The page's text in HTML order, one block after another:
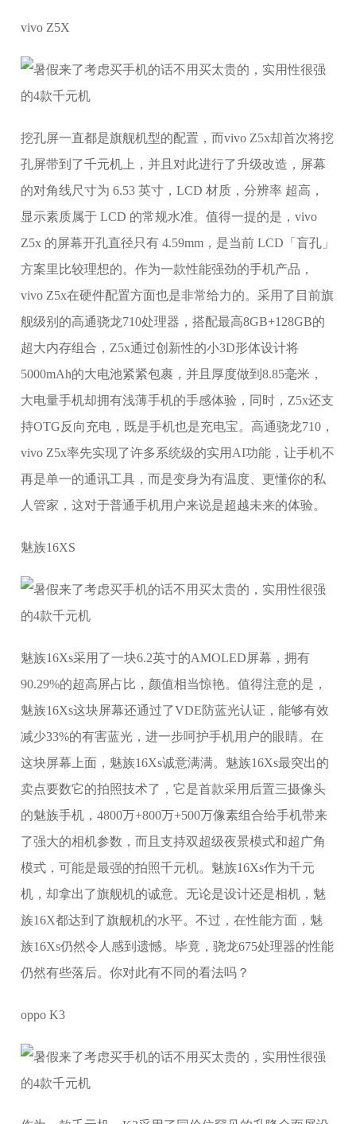
vivo Z5X
挖孔屏一直都是旗舰机型的配置，而vivo Z5x却首次将挖
孔屏带到了千元机上，并且对此进行了升级改造，屏幕
的对角线尺寸为 6.53 英寸，LCD 材质，分辨率 超高，
显示素质属于 LCD 的常规水准。值得一提的是，vivo
Z5x 的屏幕开孔直径只有 4.59mm，是当前 LCD「盲孔」
方案里比较理想的。作为一款性能强劲的手机产品，
vivo Z5x在硬件配置方面也是非常给力的。采用了目前旗
舰级别的高通骁龙710处理器，搭配最高8GB+128GB的
超大内存组合，Z5x通过创新性的小3D形体设计将
5000mAh的大电池紧紧包裹，并且厚度做到8.85毫米，
大电量手机却拥有浅薄手机的手感体验，同时，Z5x还支
持OTG反向充电，既是手机也是充电宝。高通骁龙710，
vivo Z5x率先实现了许多系统级的实用AI功能，让手机不
再是单一的通讯工具，而是变身为有温度、更懂你的私
人管家，这对于普通手机用户来说是超越未来的体验。
魅族16XS
魅族16Xs采用了一块6.2英寸的AMOLED屏幕，拥有
90.29%的超高屏占比，颜值相当惊艳。值得注意的是，
魅族16Xs这块屏幕还通过了VDE防蓝光认证，能够有效
减少33%的有害蓝光，进一步呵护手机用户的眼睛。在
这块屏幕上面，魅族16Xs诚意满满。魅族16Xs最突出的
卖点要数它的拍照技术了，它是首款采用后置三摄像头
的魅族手机，4800万+800万+500万像素组合给手机带来
了强大的相机参数，而且支持双超级夜景模式和超广角
模式，可能是最强的拍照千元机。魅族16Xs作为千元
机，却拿出了旗舰机的诚意。无论是设计还是相机，魅
族16X都达到了旗舰机的水平。不过，在性能方面，魅
族16Xs仍然令人感到遗憾。毕竟，骁龙675处理器的性能
仍然有些落后。你对此有不同的看法吗？
oppo K3